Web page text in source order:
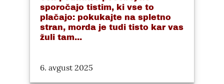
sporočajo tistim, ki vse to
plačajo: pokukajte na spletno
stran, morda je tudi tisto kar vas
žuli tam...
6. avgust 2025